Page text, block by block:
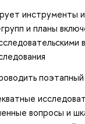
инструменты
и планы
вопросы и